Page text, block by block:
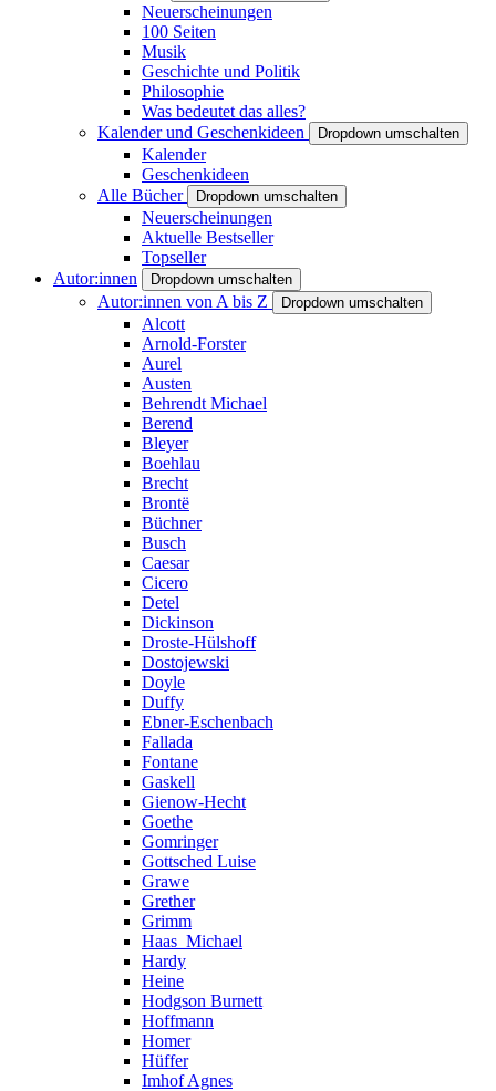
Neuerscheinungen
100 Seiten
Musik
Geschichte und Politik
Philosophie
Was bedeutet das alles?
Kalender und Geschenkideen
Dropdown umschalten
Kalender
Geschenkideen
Alle Bücher
Dropdown umschalten
Neuerscheinungen
Aktuelle Bestseller
Topseller
Autor:innen
Dropdown umschalten
Autor:innen von A bis Z Dropdown umschalten
Alcott
Arnold-Forster
Aurel
Austen
Behrendt Michael
Berend
Bleyer
Boehlau
Brecht
Brontë
Büchner
Busch
Caesar
Cicero
Detel
Dickinson
Droste-Hülshoff
Dostojewski
Doyle
Duffy
Ebner-Eschenbach
Fallada
Fontane
Gaskell
Gienow-Hecht
Goethe
Gomringer
Gottsched Luise
Grawe
Grether
Grimm
Haas_Michael
Hardy
Heine
Hodgson Burnett
Hoffmann
Homer
Hüffer
Imhof Agnes